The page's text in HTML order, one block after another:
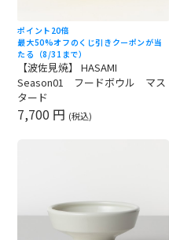
ポイント20倍
最大50%オフのくじ引きクーポンが当
たる（8/31まで）
【波佐見焼】 HASAMI
Season01 フードボウル マス
タード
7,700 円 (税込)